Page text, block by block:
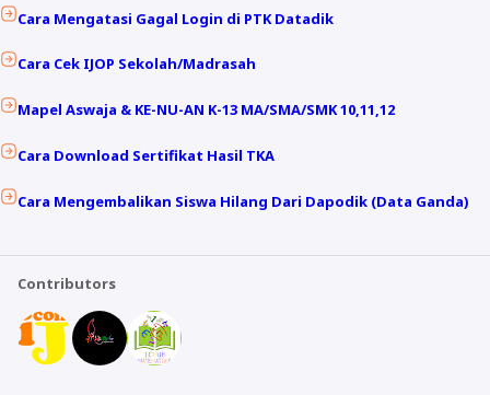
Cara Mengatasi Gagal Login di PTK Datadik
Cara Cek IJOP Sekolah/Madrasah
Mapel Aswaja & KE-NU-AN K-13 MA/SMA/SMK 10,11,12
Cara Download Sertifikat Hasil TKA
Cara Mengembalikan Siswa Hilang Dari Dapodik (Data Ganda)
Contributors